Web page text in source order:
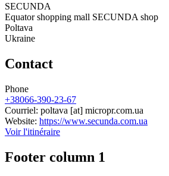
SECUNDA
Equator shopping mall SECUNDA shop
Poltava
Ukraine
Contact
Phone
+38066-390-23-67
Courriel: poltava [at] micropr.com.ua
Website: https://www.secunda.com.ua
Voir l'itinéraire
Footer column 1